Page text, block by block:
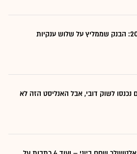
פרמיה של 20%: הבנק שממליץ על שלוש ענקיות
נכנסו לשוק דובי, אבל האנליסט הזה לא